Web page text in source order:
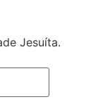
Jesuíta.